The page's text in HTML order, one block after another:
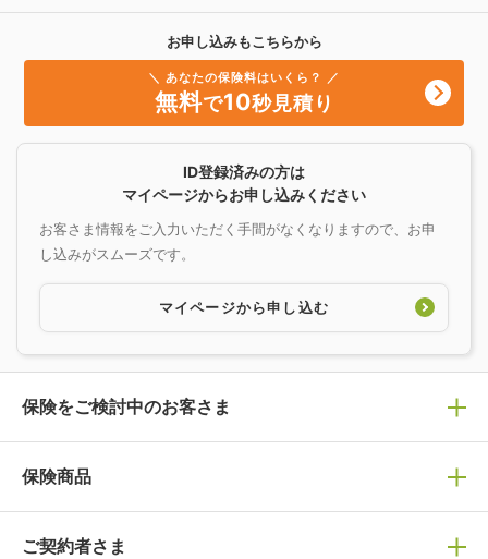
お申し込みもこちらから
＼ あなたの保険料はいくら？ ／
無料で10秒見積り
ID登録済みの方は
マイページからお申し込みください
お客さま情報をご入力いただく手間がなくなりますので、お申
し込みがスムーズです。
マイページから申し込む
保険をご検討中のお客さま
保険の選び方
保険選びで迷っている方はチェック！
保険商品
保険商品一覧
ご契約者さま